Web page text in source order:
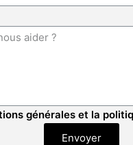
générales et la
Envoyer